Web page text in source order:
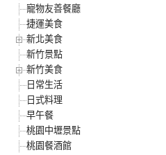
寵物友善餐廳
捷運美食
新北美食
新竹景點
新竹美食
日常生活
日式料理
早午餐
桃園中壢景點
桃園餐酒館